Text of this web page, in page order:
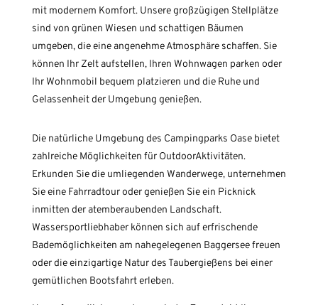
mit modernem Komfort. Unsere großzügigen Stellplätze
sind von grünen Wiesen und schattigen Bäumen
umgeben, die eine angenehme Atmosphäre schaffen. Sie
können Ihr Zelt aufstellen, Ihren Wohnwagen parken oder
Ihr Wohnmobil bequem platzieren und die Ruhe und
Gelassenheit der Umgebung genießen.
Die natürliche Umgebung des Campingparks Oase bietet
zahlreiche Möglichkeiten für OutdoorAktivitäten.
Erkunden Sie die umliegenden Wanderwege, unternehmen
Sie eine Fahrradtour oder genießen Sie ein Picknick
inmitten der atemberaubenden Landschaft.
Wassersportliebhaber können sich auf erfrischende
Bademöglichkeiten am nahegelegenen Baggersee freuen
oder die einzigartige Natur des Taubergießens bei einer
gemütlichen Bootsfahrt erleben.